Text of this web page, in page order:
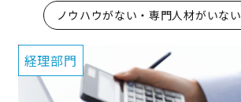
ノウハウがない・専門人材がいない
経理部門